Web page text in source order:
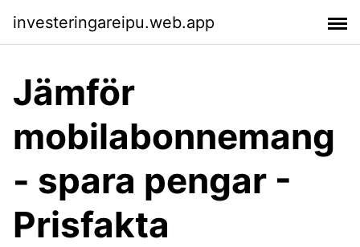
investeringareipu.web.app
Jämför
mobilabonnemang
- spara pengar -
Prisfakta